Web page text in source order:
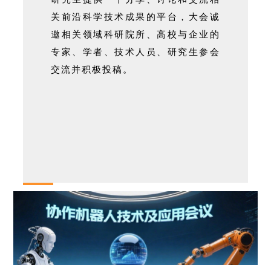
关前沿科学技术成果的平台，大会诚
邀相关领域科研院所、高校与企业的
专家、学者、技术人员、研究生参会
交流并积极投稿。